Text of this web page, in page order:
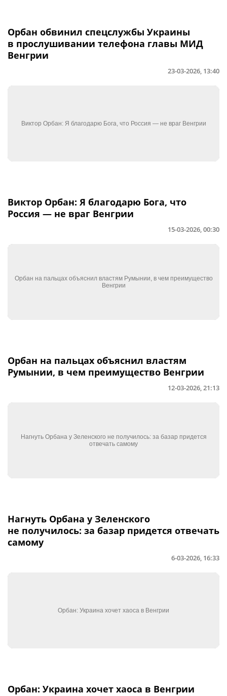
Орбан обвинил спецслужбы Украины
в прослушивании телефона главы МИД
Венгрии
23-03-2026, 13:40
Виктор Орбан: Я благодарю Бога, что
Россия — не враг Венгрии
15-03-2026, 00:30
Орбан на пальцах объяснил властям
Румынии, в чем преимущество Венгрии
12-03-2026, 21:13
Нагнуть Орбана у Зеленского
не получилось: за базар придется отвечать
самому
6-03-2026, 16:33
Орбан: Украина хочет хаоса в Венгрии